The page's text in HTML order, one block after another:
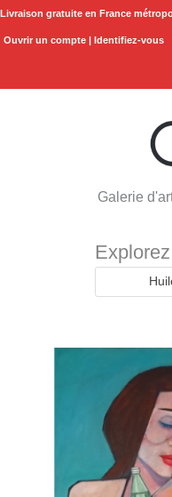
Aller
Livraison gratuite en France
Ouvrir un compte | Identifiez-vous
Galerie